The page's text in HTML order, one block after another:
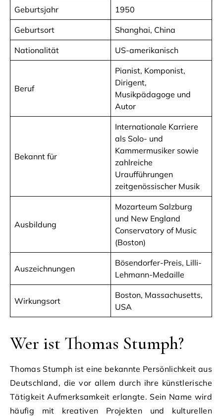
Geburtsjahr 1950
Geburtsort Shanghai, China
Nationalität US-amerikanisch
Beruf
Pianist, Komponist,
Dirigent,
Musikpädagoge und
Autor
Bekannt für
Internationale Karriere
als Solo- und
Kammermusiker sowie
zahlreiche
Uraufführungen
zeitgenössischer Musik
Ausbildung
Mozarteum Salzburg
und New England
Conservatory of Music
(Boston)
Auszeichnungen
Bösendorfer-Preis, Lilli-
Lehmann-Medaille
Wirkungsort
Boston, Massachusetts,
USA
Wer ist Thomas Stumph?
Thomas Stumph ist eine bekannte Persönlichkeit aus
Deutschland, die vor allem durch ihre künstlerische
Tätigkeit Aufmerksamkeit erlangte. Sein Name wird
häufig mit kreativen Projekten und kulturellen